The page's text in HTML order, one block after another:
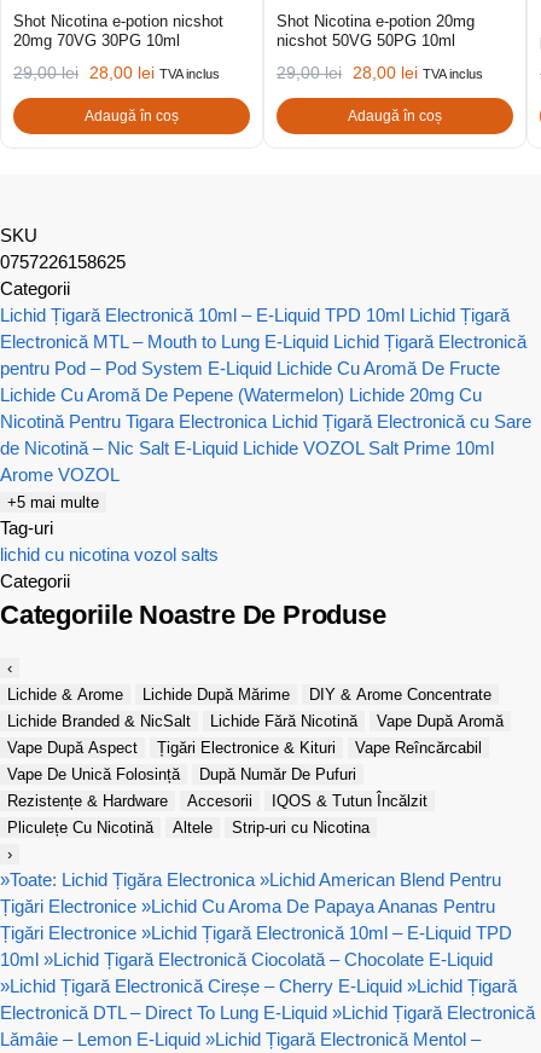
Shot Nicotina e-potion nicshot
20mg 70VG 30PG 10ml
29,00lei 28,00 lei TVA inclus
Adaugă în coș
Shot Nicotina e-potion 20mg
nicshot 50VG 50PG 10ml
29,00lei 28,00 lei TVA inclus
Adaugă în coș
SKU
0757226158625
Categorii
Lichid Țigară Electronică 10ml – E-Liquid TPD 10ml Lichid Țigară
Electronică MTL – Mouth to Lung E-Liquid Lichid Țigară Electronică
pentru Pod – Pod System E-Liquid Lichide Cu Aromă De Fructe
Lichide Cu Aromă De Pepene (Watermelon) Lichide 20mg Cu
Nicotină Pentru Tigara Electronica Lichid Țigară Electronică cu Sare
de Nicotină – Nic Salt E-Liquid Lichide VOZOL Salt Prime 10ml
Arome VOZOL
+5 mai multe
Tag-uri
lichid cu nicotina vozol salts
Categorii
Categoriile Noastre De Produse
‹
Lichide & Arome
Lichide După Mărime
DIY & Arome Concentrate
Lichide Branded & NicSalt
Lichide Fără Nicotină
Vape După Aromă
Vape După Aspect
Țigări Electronice & Kituri
Vape Reîncărcabil
Vape De Unică Folosință
După Număr De Pufuri
Rezistențe & Hardware
Accesorii
IQOS & Tutun Încălzit
Pliculețe Cu Nicotină
Altele
Strip-uri cu Nicotina
›
»Toate: Lichid Țigăra Electronica »Lichid American Blend Pentru
Țigări Electronice »Lichid Cu Aroma De Papaya Ananas Pentru
Țigări Electronice »Lichid Țigară Electronică 10ml – E-Liquid TPD
10ml »Lichid Țigară Electronică Ciocolată – Chocolate E-Liquid
»Lichid Țigară Electronică Cireșe – Cherry E-Liquid »Lichid Țigară
Electronică DTL – Direct To Lung E-Liquid »Lichid Țigară Electronică
Lămâie – Lemon E-Liquid »Lichid Țigară Electronică Mentol –